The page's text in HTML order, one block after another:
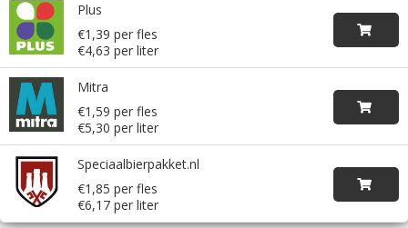
Plus
€1,39 per fles
€4,63 per liter
Mitra
€1,59 per fles
€5,30 per liter
Speciaalbierpakket.nl
€1,85 per fles
€6,17 per liter